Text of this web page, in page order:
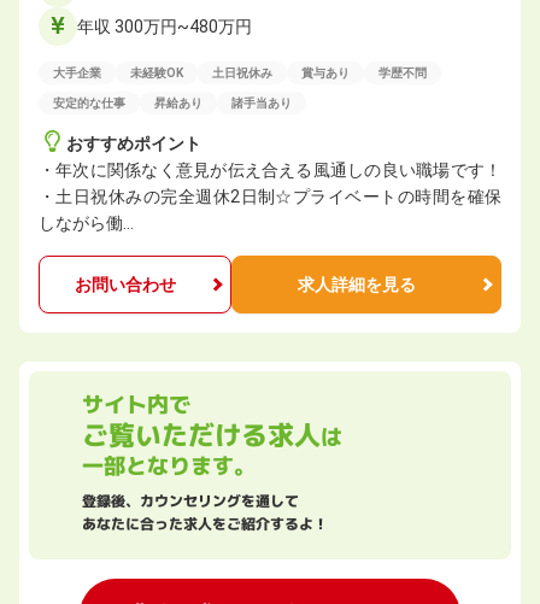
年収 300万円~480万円
大手企業 未経験OK 土日祝休み 賞与あり 学歴不問
安定的な仕事 昇給あり 諸手当あり
おすすめポイント
・年次に関係なく意見が伝え合える風通しの良い職場です！
・土日祝休みの完全週休2日制☆プライベートの時間を確保
しながら働…
お問い合わせ 求人詳細を見る
サイト内で
ご覧いただける求人は
一部となります。
登録後、カウンセリングを通して
あなたに合った求人をご紹介するよ！